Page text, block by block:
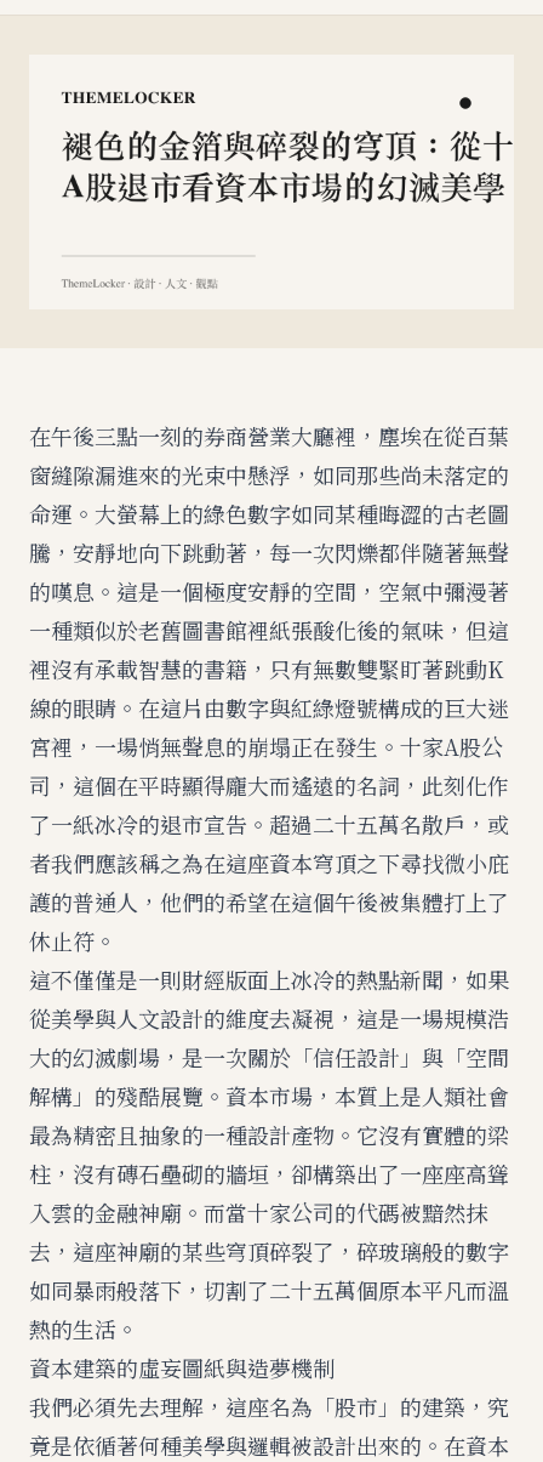
在午後三點一刻的券商營業大廳裡，塵埃在從百葉
窗縫隙漏進來的光束中懸浮，如同那些尚未落定的
命運。大螢幕上的綠色數字如同某種晦澀的古老圖
騰，安靜地向下跳動著，每一次閃爍都伴隨著無聲
的嘆息。這是一個極度安靜的空間，空氣中彌漫著
一種類似於老舊圖書館裡紙張酸化後的氣味，但這
裡沒有承載智慧的書籍，只有無數雙緊盯著跳動K
線的眼睛。在這片由數字與紅綠燈號構成的巨大迷
宮裡，一場悄無聲息的崩塌正在發生。十家A股公
司，這個在平時顯得龐大而遙遠的名詞，此刻化作
了一紙冰冷的退市宣告。超過二十五萬名散戶，或
者我們應該稱之為在這座資本穹頂之下尋找微小庇
護的普通人，他們的希望在這個午後被集體打上了
休止符。
這不僅僅是一則財經版面上冰冷的熱點新聞，如果
從美學與人文設計的維度去凝視，這是一場規模浩
大的幻滅劇場，是一次關於「信任設計」與「空間
解構」的殘酷展覽。資本市場，本質上是人類社會
最為精密且抽象的一種設計產物。它沒有實體的梁
柱，沒有磚石壘砌的牆垣，卻構築出了一座座高聳
入雲的金融神廟。而當十家公司的代碼被黯然抹
去，這座神廟的某些穹頂碎裂了，碎玻璃般的數字
如同暴雨般落下，切割了二十五萬個原本平凡而溫
熱的生活。
資本建築的虛妄圖紙與造夢機制
我們必須先去理解，這座名為「股市」的建築，究
竟是依循著何種美學與邏輯被設計出來的。在資本